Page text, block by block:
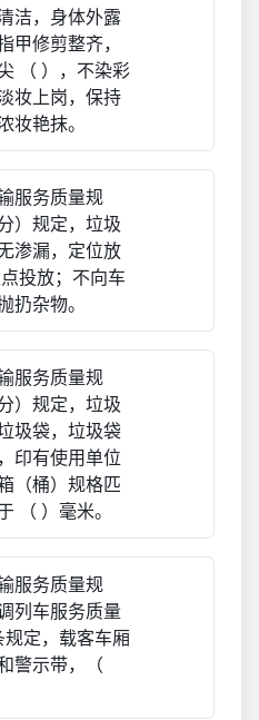
洁，身体外露
甲修剪整齐，
（ ），不染彩
妆上岗，保持
妆艳抹。
服务质量规
）规定，垃圾
渗漏，定位放
投放；不向车
扔杂物。
服务质量规
）规定，垃圾
圾袋，垃圾袋
印有使用单位
（桶）规格匹
（ ）毫米。
服务质量规
列车服务质量
定，载客车厢
警示带，（